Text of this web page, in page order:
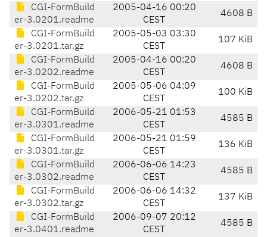
CGI-FormBuild
er-3.0201.readme
2005-04-16 00:20
CEST
4608 B
CGI-FormBuild
er-3.0201.tar.gz
2005-05-03 03:30
CEST
107 KiB
CGI-FormBuild
er-3.0202.readme
2005-04-16 00:20
CEST
4608 B
CGI-FormBuild
er-3.0202.tar.gz
2005-05-06 04:09
CEST
100 KiB
CGI-FormBuild
er-3.0301.readme
2006-05-21 01:53
CEST
4585 B
CGI-FormBuild
er-3.0301.tar.gz
2006-05-21 01:59
CEST
136 KiB
CGI-FormBuild
er-3.0302.readme
2006-06-06 14:23
CEST
4585 B
CGI-FormBuild
er-3.0302.tar.gz
2006-06-06 14:32
CEST
137 KiB
CGI-FormBuild
er-3.0401.readme
2006-09-07 20:12
CEST
4585 B